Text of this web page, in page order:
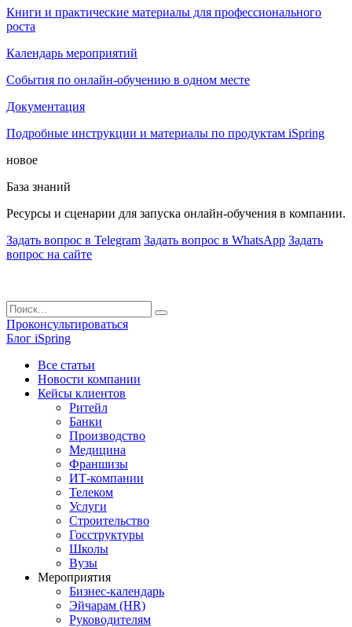
Книги и практические материалы для профессионального
роста
Календарь мероприятий
События по онлайн-обучению в одном месте
Документация
Подробные инструкции и материалы по продуктам iSpring
новое
База знаний
Ресурсы и сценарии для запуска онлайн-обучения в компании.
Задать вопрос в Telegram Задать вопрос в WhatsApp Задать
вопрос на сайте
Проконсультироваться
Блог iSpring
Все статьи
Новости компании
Кейсы клиентов
Ритейл
Банки
Производство
Медицина
Франшизы
ИТ-компании
Телеком
Услуги
Строительство
Госструктуры
Школы
Вузы
Мероприятия
Бизнес-календарь
Эйчарам (HR)
Руководителям